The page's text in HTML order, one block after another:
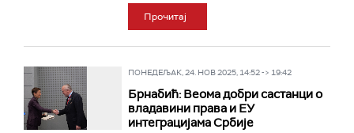
Прочитај
ПОНЕДЕЉАК, 24. НОВ 2025, 14:52 -> 19:42
Брнабић: Веома добри састанци о
владавини права и ЕУ
интеграцијама Србије